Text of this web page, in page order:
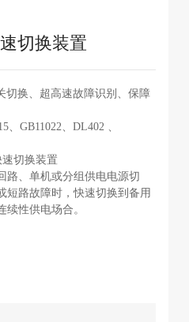
切换装置
切换、超高速故障识别、保障
、GB11022、DL402 、
速切换装置
路、单机或分组供电电源切
短路故障时，快速切换到备用
续性供电场合。